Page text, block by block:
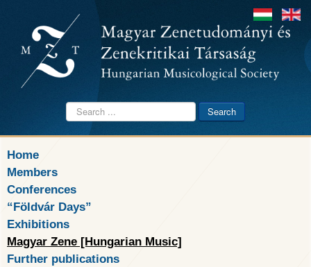
Search
...
Search
Home
Members
Conferences
“Földvár Days”
Exhibitions
Magyar Zene [Hungarian Music]
Further publications